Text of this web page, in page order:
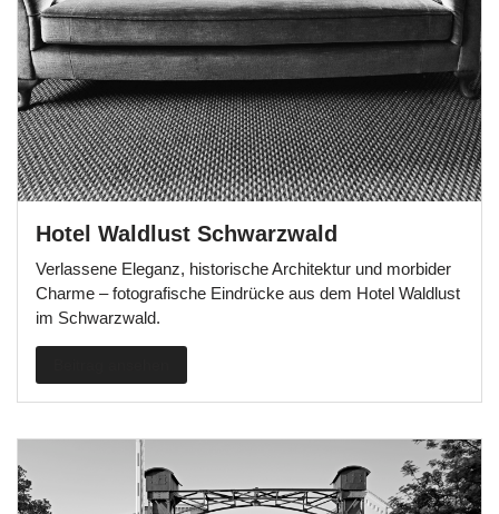
Hotel Waldlust Schwarzwald
Verlassene Eleganz, historische Architektur und morbider
Charme – fotografische Eindrücke aus dem Hotel Waldlust
im Schwarzwald.